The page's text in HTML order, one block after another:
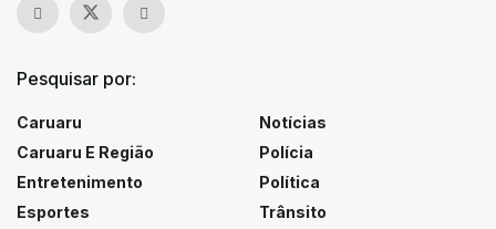
Pesquisar por:
Caruaru
Caruaru E Região
Entretenimento
Esportes
Notícias
Polícia
Política
Trânsito